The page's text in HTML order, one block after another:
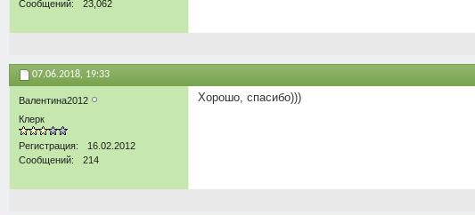
Сообщений
23,062
07.06.2018, 19:33
Валентина2012
Клерк
Регистрация
16.02.2012
Сообщений
214
Хорошо, спасибо)))